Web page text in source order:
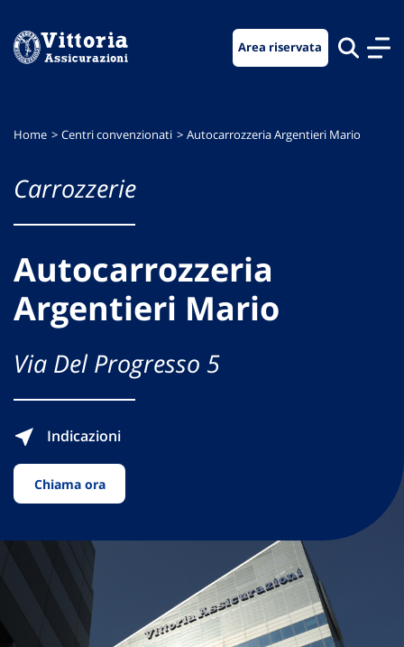
menu
contenuto
footer
Area riservata
Home Centri convenzionati Autocarrozzeria Argentieri Mario
Carrozzerie
Autocarrozzeria
Argentieri Mario
Via Del Progresso 5
Indicazioni
Chiama ora